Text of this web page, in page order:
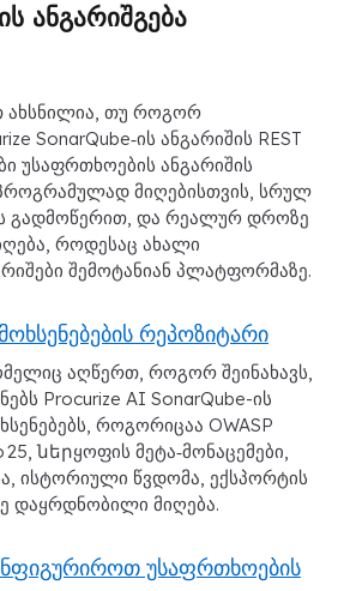
ანგარიშგება
ახსნილია, თუ როგორ
SonarQube‑ის ანგარიშის REST
უსაფრთხოების ანგარიშის
პროგრამულად მიღებისთვის, სრულ
გადმოწერით, და რეალურ დროზე
როდესაც ახალი
შემოტანიან პლატფორმაზე.
რეპოზიტარი
აღწერთ, როგორ შეინახავს,
Procurize AI SonarQube-ის
როგორიცაა OWASP
25, ներყოფის მეტა‑მონაცემები,
ისტორიული წვდომა, ექსპორტის
დაყრდნობილი მიღება.
უსაფრთხოების